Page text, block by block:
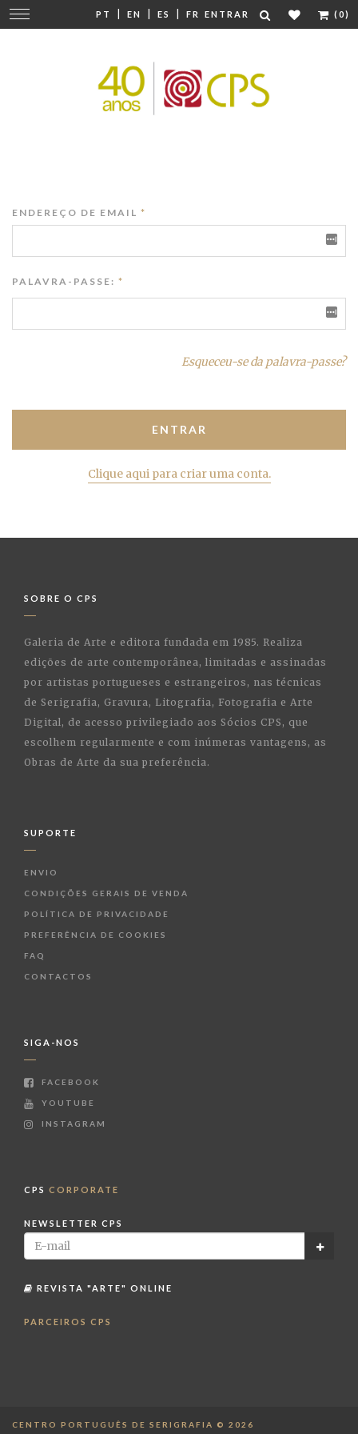
PT | EN | ES | FR ENTRAR (0)
Mudar
navegação
ENDEREÇO DE EMAIL *
PALAVRA-PASSE: *
Esqueceu-se da palavra-passe?
Clique aqui para criar uma conta.
SOBRE O CPS
Galeria de Arte e editora fundada em 1985. Realiza
edições de arte contemporânea, limitadas e assinadas
por artistas portugueses e estrangeiros, nas técnicas
de Serigrafia, Gravura, Litografia, Fotografia e Arte
Digital, de acesso privilegiado aos Sócios CPS, que
escolhem regularmente e com inúmeras vantagens, as
Obras de Arte da sua preferência.
SUPORTE
ENVIO
CONDIÇÕES GERAIS DE VENDA
POLÍTICA DE PRIVACIDADE
PREFERÊNCIA DE COOKIES
FAQ
CONTACTOS
SIGA-NOS
FACEBOOK
YOUTUBE
INSTAGRAM
CPS CORPORATE
NEWSLETTER CPS
REVISTA "ARTE" ONLINE
PARCEIROS CPS
CENTRO PORTUGUÊS DE SERIGRAFIA © 2026